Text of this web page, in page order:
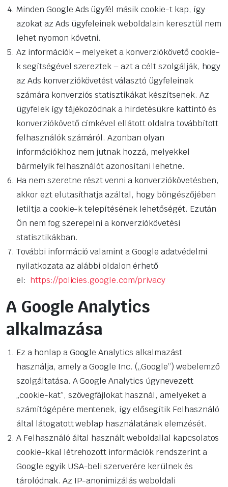
Minden Google Ads ügyfél másik cookie-t kap, így
azokat az Ads ügyfeleinek weboldalain keresztül nem
lehet nyomon követni.
Az információk – melyeket a konverziókövető cookie-
k segítségével szereztek – azt a célt szolgálják, hogy
az Ads konverziókövetést választó ügyfeleinek
számára konverziós statisztikákat készítsenek. Az
ügyfelek így tájékozódnak a hirdetésükre kattintó és
konverziókövető címkével ellátott oldalra továbbított
felhasználók számáról. Azonban olyan
információkhoz nem jutnak hozzá, melyekkel
bármelyik felhasználót azonosítani lehetne.
Ha nem szeretne részt venni a konverziókövetésben,
akkor ezt elutasíthatja azáltal, hogy böngészőjében
letiltja a cookie-k telepítésének lehetőségét. Ezután
Ön nem fog szerepelni a konverziókövetési
statisztikákban.
További információ valamint a Google adatvédelmi
nyilatkozata az alábbi oldalon érhető
el: https://policies.google.com/privacy
A Google Analytics
alkalmazása
Ez a honlap a Google Analytics alkalmazást
használja, amely a Google Inc. („Google”) webelemző
szolgáltatása. A Google Analytics úgynevezett
„cookie-kat”, szövegfájlokat használ, amelyeket a
számítógépére mentenek, így elősegítik Felhasználó
által látogatott weblap használatának elemzését.
A Felhasználó által használt weboldallal kapcsolatos
cookie-kkal létrehozott információk rendszerint a
Google egyik USA-beli szerverére kerülnek és
tárolódnak. Az IP-anonimizálás weboldali